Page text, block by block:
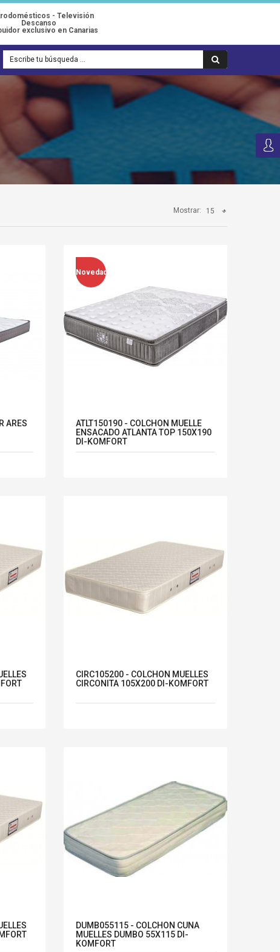
- Televisión
Descanso
exclusivo en Canarias
Mostrar: 15
ARES
Novedad
ATLT150190 - COLCHON MUELLE
ENSACADO ATLANTA TOP 150X190
DI-KOMFORT
CIRC105200 - COLCHON MUELLES
CIRCONITA 105X200 DI-KOMFORT
DUMB055115 - COLCHON CUNA
MUELLES DUMBO 55X115 DI-
KOMFORT